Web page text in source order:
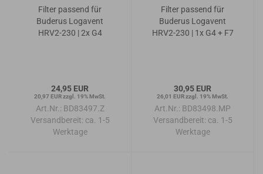
Filter passend für
Buderus Logavent
HRV2-230 | 2x G4
24,95 EUR
20,97 EUR zzgl. 19% MwSt.
Art.Nr.: BD83497.Z
Versandbereit: ca. 1-5
Werktage
Filter passend für
Buderus Logavent
HRV2-230 | 1x G4 + F7
30,95 EUR
26,01 EUR zzgl. 19% MwSt.
Art.Nr.: BD83498.MP
Versandbereit: ca. 1-5
Werktage